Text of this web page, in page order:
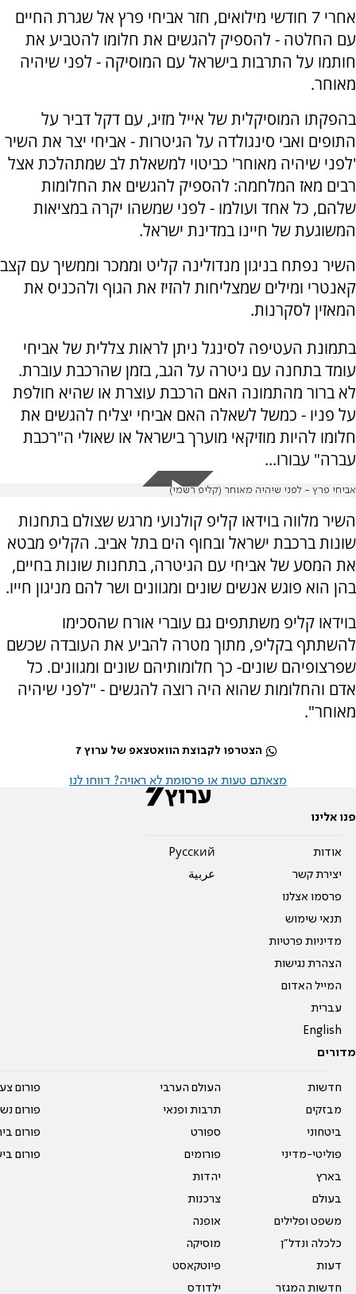
אחרי 7 חודשי מילואים, חזר אביחי פרץ אל שגרת החיים
עם החלטה - להספיק להגשים את חלומו להטביע את
חותמו על התרבות בישראל עם המוסיקה - לפני שיהיה
מאוחר.
בהפקתו המוסיקלית של אייל מזיג, עם דקל דביר על
התופים ואבי סינגולדה על הגיטרות - אביחי יצר את השיר
'לפני שיהיה מאוחר' כביטוי למשאלת לב שמתהלכת אצל
רבים מאז המלחמה: להספיק להגשים את החלומות
שלהם, כל אחד ועולמו - לפני שמשהו יקרה במציאות
המשוגעת של חיינו במדינת ישראל.
השיר נפתח בניגון מנדולינה קליט וממכר וממשיך עם קצב
קאנטרי ומילים שמצליחות להזיז את הגוף ולהכניס את
המאזין לסקרנות.
בתמונת העטיפה לסינגל ניתן לראות צללית של אביחי
עומד בתחנה עם גיטרה על הגב, בזמן שהרכבת עוברת.
לא ברור מהתמונה האם הרכבת עוצרת או שהיא חולפת
על פניו - כמשל לשאלה האם אביחי יצליח להגשים את
חלומו להיות מוזיקאי מוערך בישראל או שאולי ה"רכבת
עברה" עבורו...
אביחי פרץ - לפני שיהיה מאוחר (קליפ רשמי)
השיר מלווה בוידאו קליפ קולנועי מרגש שצולם בתחנות
שונות ברכבת ישראל ובחוף הים בתל אביב. הקליפ מבטא
את המסע של אביחי עם הגיטרה, בתחנות שונות בחיים,
בהן הוא פוגש אנשים שונים ומגוונים ושר להם מניגון חייו.
בוידאו קליפ משתתפים גם עוברי אורח שהסכימו
להשתתף בקליפ, מתוך מטרה להביע את העובדה שכשם
שפרצופיהם שונים- כך חלומותיהם שונים ומגוונים. כל
אדם והחלומות שהוא היה רוצה להגשים - "לפני שיהיה
מאוחר".
הצטרפו לקבוצת הוואטצאפ של ערוץ 7
מצאתם טעות או פרסומת לא ראויה? דווחו לנו
פנו אלינו
אודות
יצירת קשר
פרסמו אצלנו
תנאי שימוש
מדיניות פרטיות
הצהרת נגישות
המייל האדום
עברית
English
Pусский
عربية
מדורים
חדשות
מבזקים
ביטחוני
פוליטי-מדיני
בארץ
בעולם
משפט ופלילים
כלכלה ונדל"ן
דעות
חדשות המגזר
העולם הערבי
תרבות ופנאי
ספורט
פורומים
יהדות
צרכנות
אופנה
מוסיקה
פיוטקאסט
ילדודס
פורום
פורום
פורום
פורום